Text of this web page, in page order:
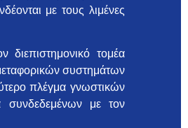
με τους λιμένες
διεπιστημονικό τομέα
συστημάτων
πλέγμα γνωστικών
συνδεδεμένων με τον